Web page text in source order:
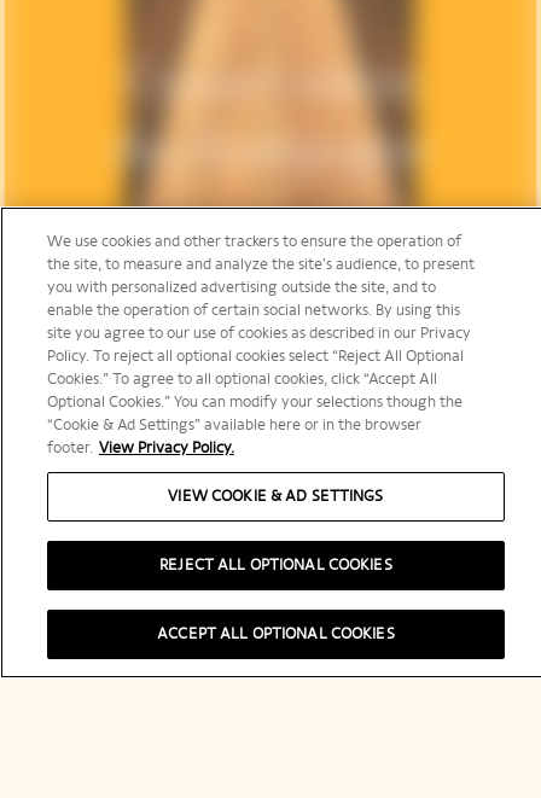
Conservation
du champagne
Découvrir
We use cookies and other trackers to ensure the operation of
the site, to measure and analyze the site’s audience, to present
you with personalized advertising outside the site, and to
enable the operation of certain social networks. By using this
site you agree to our use of cookies as described in our Privacy
Policy. To reject all optional cookies select “Reject All Optional
Cookies.” To agree to all optional cookies, click “Accept All
Optional Cookies.” You can modify your selections though the
“Cookie & Ad Settings” available here or in the browser
footer. View Privacy Policy.
VIEW COOKIE & AD SETTINGS
REJECT ALL OPTIONAL COOKIES
ACCEPT ALL OPTIONAL COOKIES